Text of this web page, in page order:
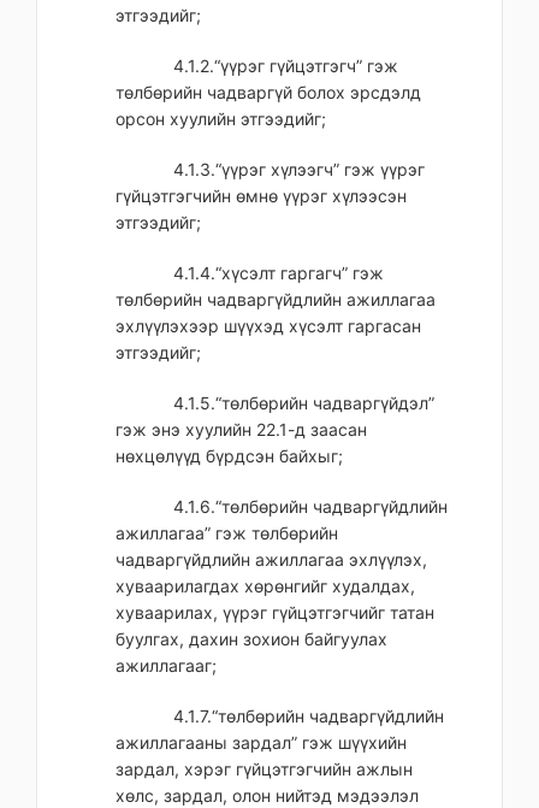
этгээдийг;
4.1.2.“үүрэг гүйцэтгэгч” гэж
төлбөрийн чадваргүй болох эрсдэлд
орсон хуулийн этгээдийг;
4.1.3.“үүрэг хүлээгч” гэж үүрэг
гүйцэтгэгчийн өмнө үүрэг хүлээсэн
этгээдийг;
4.1.4.“хүсэлт гаргагч” гэж
төлбөрийн чадваргүйдлийн ажиллагаа
эхлүүлэхээр шүүхэд хүсэлт гаргасан
этгээдийг;
4.1.5.“төлбөрийн чадваргүйдэл”
гэж энэ хуулийн 22.1-д заасан
нөхцөлүүд бүрдсэн байхыг;
4.1.6.“төлбөрийн чадваргүйдлийн
ажиллагаа” гэж төлбөрийн
чадваргүйдлийн ажиллагаа эхлүүлэх,
хуваарилагдах хөрөнгийг худалдах,
хуваарилах, үүрэг гүйцэтгэгчийг татан
буулгах, дахин зохион байгуулах
ажиллагааг;
4.1.7.“төлбөрийн чадваргүйдлийн
ажиллагааны зардал” гэж шүүхийн
зардал, хэрэг гүйцэтгэгчийн ажлын
хөлс, зардал, олон нийтэд мэдээлэл